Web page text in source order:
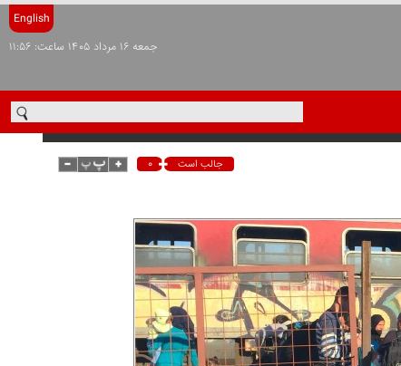
English
جمعه ۱۶ مرداد ۱۴۰۵ ساعت: ۱۱:۵۶
جالب است ۰